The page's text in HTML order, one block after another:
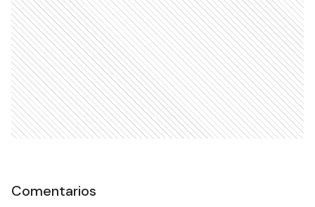
Comentarios